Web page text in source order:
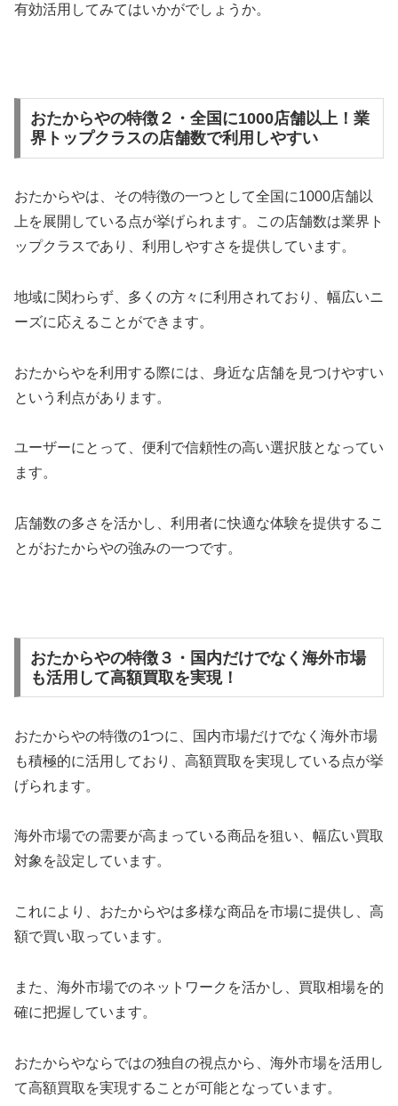
有効活用してみてはいかがでしょうか。
おたからやの特徴２・全国に1000店舗以上！業
界トップクラスの店舗数で利用しやすい
おたからやは、その特徴の一つとして全国に1000店舗以
上を展開している点が挙げられます。この店舗数は業界ト
ップクラスであり、利用しやすさを提供しています。
地域に関わらず、多くの方々に利用されており、幅広いニ
ーズに応えることができます。
おたからやを利用する際には、身近な店舗を見つけやすい
という利点があります。
ユーザーにとって、便利で信頼性の高い選択肢となってい
ます。
店舗数の多さを活かし、利用者に快適な体験を提供するこ
とがおたからやの強みの一つです。
おたからやの特徴３・国内だけでなく海外市場
も活用して高額買取を実現！
おたからやの特徴の1つに、国内市場だけでなく海外市場
も積極的に活用しており、高額買取を実現している点が挙
げられます。
海外市場での需要が高まっている商品を狙い、幅広い買取
対象を設定しています。
これにより、おたからやは多様な商品を市場に提供し、高
額で買い取っています。
また、海外市場でのネットワークを活かし、買取相場を的
確に把握しています。
おたからやならではの独自の視点から、海外市場を活用し
て高額買取を実現することが可能となっています。